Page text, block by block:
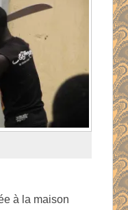
à la maison